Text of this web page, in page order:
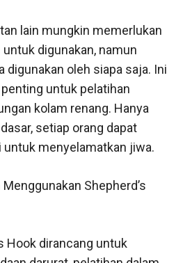
lain mungkin memerlukan
digunakan, namun
digunakan oleh siapa saja. Ini
untuk pelatihan
kolam renang. Hanya
setiap orang dapat
untuk menyelamatkan jiwa.
Shepherd’s
Hook dirancang untuk